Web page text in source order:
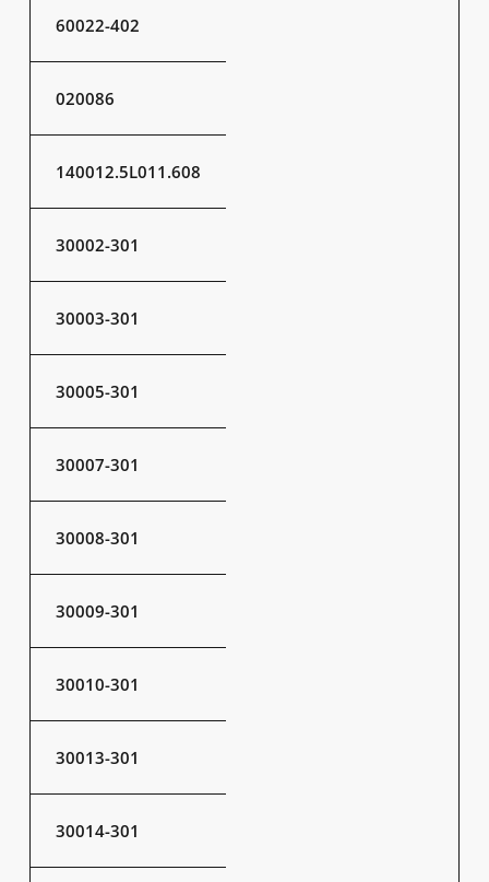
60022-402
020086
140012.5L011.608
30002-301
30003-301
30005-301
30007-301
30008-301
30009-301
30010-301
30013-301
30014-301